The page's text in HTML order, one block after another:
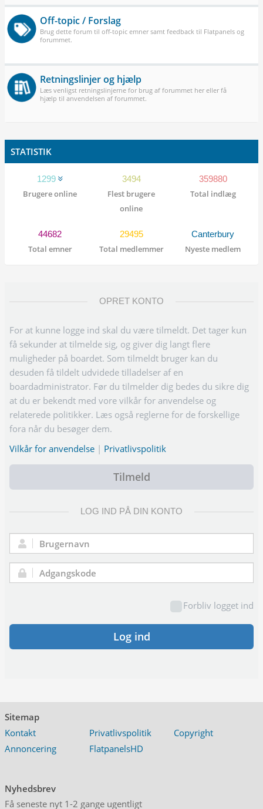
Off-topic / Forslag
Brug dette forum til off-topic emner samt feedback til Flatpanels og
forummet.
Retningslinjer og hjælp
Læs venligst retningslinjerne for brug af forummet her eller få
hjælp til anvendelsen af forummet.
STATISTIK
1299
Brugere online
3494
Flest brugere
online
359880
Total indlæg
44682
Total emner
29495
Total medlemmer
Canterbury
Nyeste medlem
OPRET KONTO
For at kunne logge ind skal du være tilmeldt. Det tager kun
få sekunder at tilmelde sig, og giver dig langt flere
muligheder på boardet. Som tilmeldt bruger kan du
desuden få tildelt udvidede tilladelser af en
boardadministrator. Før du tilmelder dig bedes du sikre dig
at du er bekendt med vore vilkår for anvendelse og
relaterede politikker. Læs også reglerne for de forskellige
fora når du besøger dem.
Vilkår for anvendelse | Privatlivspolitik
Tilmeld
LOG IND PÅ DIN KONTO
Brugernavn:
Adgangskode:
Forbliv logget ind
Log ind
Sitemap
Kontakt
Privatlivspolitik
Copyright
Annoncering
FlatpanelsHD
Nyhedsbrev
Få seneste nyt 1-2 gange ugentligt